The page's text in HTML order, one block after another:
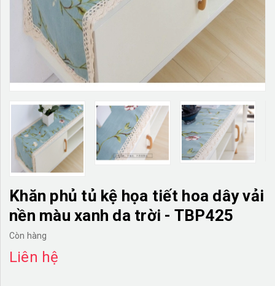
TƯỜNG CÂY GIẢ KHĂN TRẢI BÀN
Khăn phủ tủ kệ họa tiết hoa dây vải
nền màu xanh da trời - TBP425
Còn hàng
Liên hệ